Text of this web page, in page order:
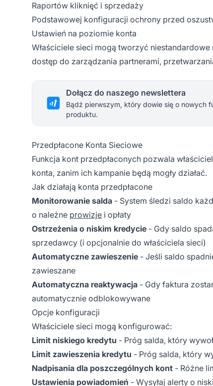
Raportów kliknięć i sprzedaży
Podstawowej konfiguracji ochrony przed
Ustawień na poziomie konta
Właściciele sieci mogą tworzyć
dostęp do zarządzania partnerami,
Dołącz do naszego newslettera
Bądź pierwszym, który dowie się o nowych
produktu.
Przedpłacone Konta Sieciowe
Funkcja kont przedpłaconych pozwala
konta, zanim ich kampanie będą mogły działać.
Jak działają konta przedpłacone
Monitorowanie salda - System śledzi saldo
o należne prowizje i opłaty
Ostrzeżenia o niskim kredycie - Gdy saldo
sprzedawcy (i opcjonalnie do właściciela sieci)
Automatyczne zawieszenie - Jeśli saldo
zawieszane
Automatyczna reaktywacja - Gdy faktura
automatycznie odblokowywane
Opcje konfiguracji
Właściciele sieci mogą konfigurować:
Limit niskiego kredytu - Próg salda, który
Limit zawieszenia kredytu - Próg salda, który
Nadpisania dla poszczególnych kont - Różne
Ustawienia powiadomień - Wysyłaj alerty o